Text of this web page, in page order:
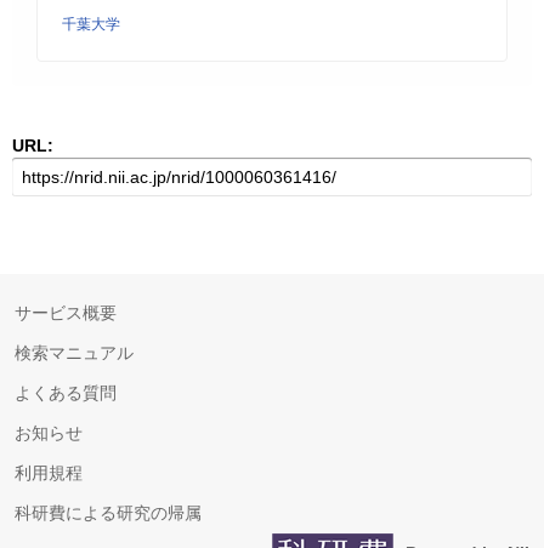
千葉大学
URL:
サービス概要
検索マニュアル
よくある質問
お知らせ
利用規程
科研費による研究の帰属